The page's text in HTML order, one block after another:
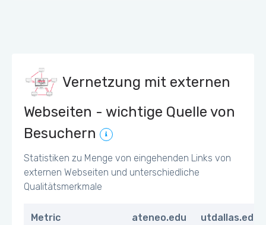
Vernetzung mit externen
Webseiten - wichtige Quelle von
Besuchern
Statistiken zu Menge von eingehenden Links von
externen Webseiten und unterschiedliche
Qualitätsmerkmale
Metric ateneo.edu utdallas.edu